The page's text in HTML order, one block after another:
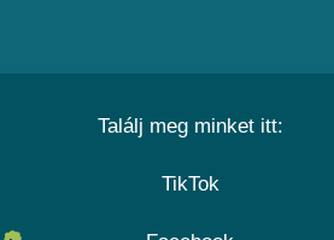
Találj meg minket itt:
TikTok